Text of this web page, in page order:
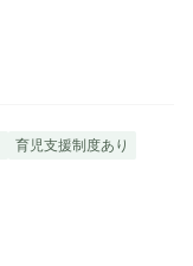
育児支援制度あり